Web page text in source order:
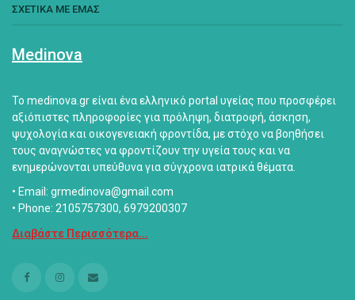
ΣΧΕΤΙΚΑ ΜΕ ΕΜΑΣ
Medinova
Το medinova.gr είναι ένα ελληνικό portal υγείας που προσφέρει
αξιόπιστες πληροφορίες για πρόληψη, διατροφή, άσκηση,
ψυχολογία και οικογενειακή φροντίδα, με στόχο να βοηθήσει
τους αναγνώστες να φροντίζουν την υγεία τους και να
ενημερώνονται υπεύθυνα για σύγχρονα ιατρικά θέματα.
• Email: grmedinova@gmail.com
• Phone: 2105757300, 6979200307
Διαβάστε Περισσότερα...